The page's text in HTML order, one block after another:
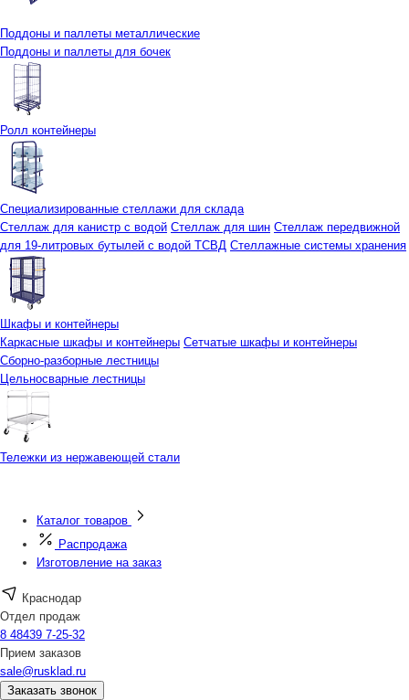
Поддоны и паллеты металлические
Поддоны и паллеты для бочек
Ролл контейнеры
Специализированные стеллажи для склада
Стеллаж для канистр с водой Стеллаж для шин Стеллаж передвижной
для 19-литровых бутылей с водой ТСВД Стеллажные системы хранения
Шкафы и контейнеры
Каркасные шкафы и контейнеры Сетчатые шкафы и контейнеры
Сборно-разборные лестницы
Цельносварные лестницы
Тележки из нержавеющей стали
Каталог товаров
Распродажа
Изготовление на заказ
Краснодар
Отдел продаж
8 48439 7-25-32
Прием заказов
sale@rusklad.ru
Заказать звонок